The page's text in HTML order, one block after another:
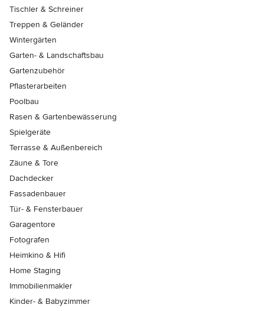
Tischler & Schreiner
Treppen & Geländer
Wintergärten
Garten- & Landschaftsbau
Gartenzubehör
Pflasterarbeiten
Poolbau
Rasen & Gartenbewässerung
Spielgeräte
Terrasse & Außenbereich
Zäune & Tore
Dachdecker
Fassadenbauer
Tür- & Fensterbauer
Garagentore
Fotografen
Heimkino & Hifi
Home Staging
Immobilienmakler
Kinder- & Babyzimmer